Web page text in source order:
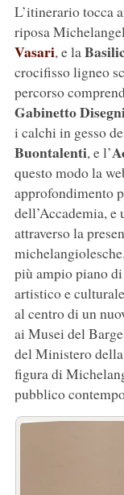
L’itinerario tocca
riposa
Vasari, e la
crocifisso ligneo
percorso
Gabinetto
i calchi in gesso
Buontalenti, e l’
questo modo la
approfondimento
dell’Accademia, e
attraverso la
più ampio piano
artistico e
al centro di un
ai Musei del
del Ministero
figura di
pubblico